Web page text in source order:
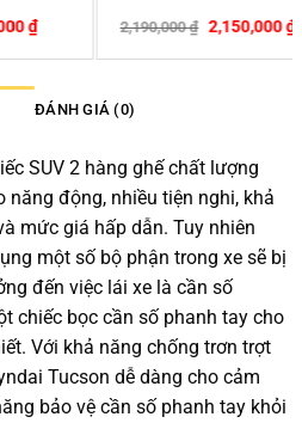
2,190,000₫ 2,150,000₫ -2%
ĐÁNH GIÁ (0)
SUV 2 hàng ghế chất lượng
năng động, nhiều tiện nghi, khả
mức giá hấp dẫn. Tuy nhiên
một số bộ phận trong xe sẽ bị
đến việc lái xe là cần số
chiếc bọc cần số phanh tay cho
Với khả năng chống trơn trợt
Tucson dễ dàng cho cảm
bảo vệ cần số phanh tay khỏi